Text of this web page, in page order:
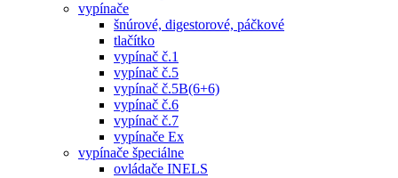
vypínače
šnúrové, digestorové, páčkové
tlačítko
vypínač č.1
vypínač č.5
vypínač č.5B(6+6)
vypínač č.6
vypínač č.7
vypínače Ex
vypínače špeciálne
ovládače INELS